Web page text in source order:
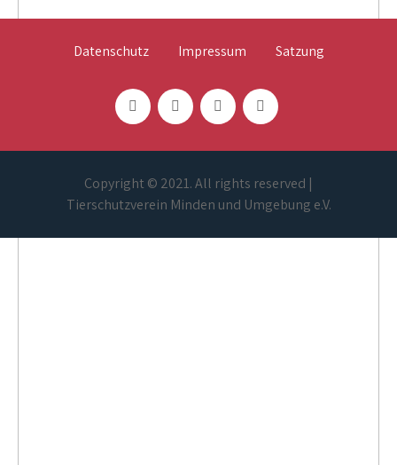
Datenschutz Impressum Satzung
Copyright © 2021. All rights reserved |
Tierschutzverein Minden und Umgebung e.V.